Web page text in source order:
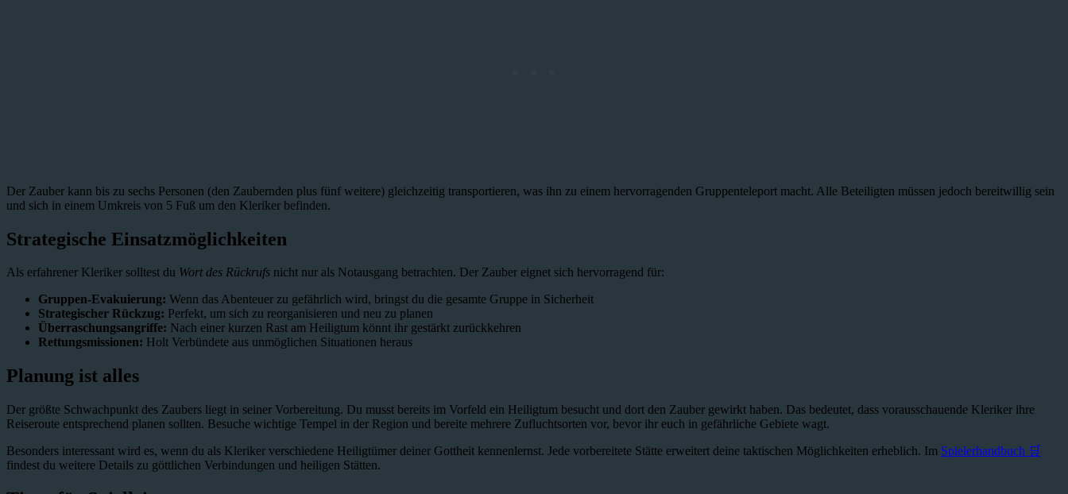
Der Zauber kann bis zu sechs Personen (den Zaubernden plus fünf weitere) gleichzeitig transportieren, was ihn zu einem hervorragenden Gruppenteleport macht. Alle Beteiligten müssen jedoch bereitwillig sein
und sich in einem Umkreis von 5 Fuß um den Kleriker befinden.
Strategische Einsatzmöglichkeiten
Als erfahrener Kleriker solltest du Wort des Rückrufs nicht nur als Notausgang betrachten. Der Zauber eignet sich hervorragend für:
Gruppen-Evakuierung: Wenn das Abenteuer zu gefährlich wird, bringst du die gesamte Gruppe in Sicherheit
Strategischer Rückzug: Perfekt, um sich zu reorganisieren und neu zu planen
Überraschungsangriffe: Nach einer kurzen Rast am Heiligtum könnt ihr gestärkt zurückkehren
Rettungsmissionen: Holt Verbündete aus unmöglichen Situationen heraus
Planung ist alles
Der größte Schwachpunkt des Zaubers liegt in seiner Vorbereitung. Du musst bereits im Vorfeld ein Heiligtum besucht und dort den Zauber gewirkt haben. Das bedeutet, dass vorausschauende Kleriker ihre
Reiseroute entsprechend planen sollten. Besuche wichtige Tempel in der Region und bereite mehrere Zufluchtsorten vor, bevor ihr euch in gefährliche Gebiete wagt.
Besonders interessant wird es, wenn du als Kleriker verschiedene Heiligtümer deiner Gottheit kennenlernst. Jede vorbereitete Stätte erweitert deine taktischen Möglichkeiten erheblich. Im Spielerhandbuch 🛒
findest du weitere Details zu göttlichen Verbindungen und heiligen Stätten.